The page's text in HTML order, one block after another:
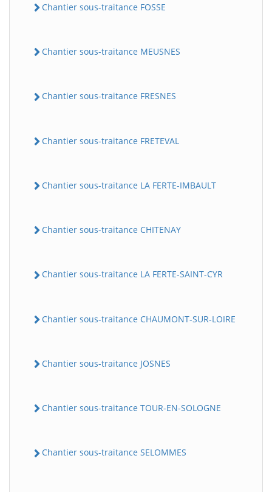
Chantier sous-traitance FOSSE
Chantier sous-traitance MEUSNES
Chantier sous-traitance FRESNES
Chantier sous-traitance FRETEVAL
Chantier sous-traitance LA FERTE-IMBAULT
Chantier sous-traitance CHITENAY
Chantier sous-traitance LA FERTE-SAINT-CYR
Chantier sous-traitance CHAUMONT-SUR-LOIRE
Chantier sous-traitance JOSNES
Chantier sous-traitance TOUR-EN-SOLOGNE
Chantier sous-traitance SELOMMES